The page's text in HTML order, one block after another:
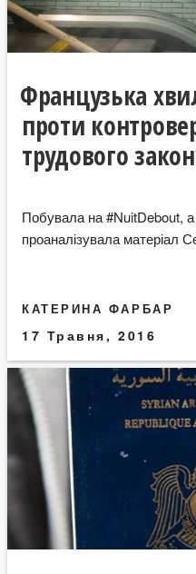
Французька
проти
трудового
Побувала на #NuitDebout, а
проаналізувала матеріал
КАТЕРИНА ФАРБАР
17 Травня, 2016